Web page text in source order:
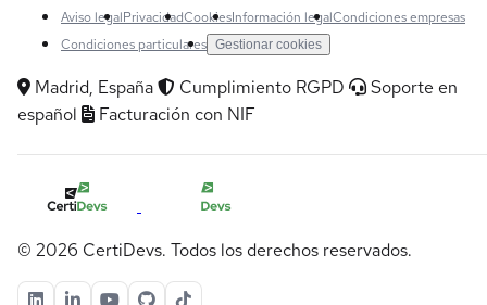
Aviso legalPrivacidadCookiesInformación legalCondiciones empresas
Condiciones particulares Gestionar cookies
Madrid, España Cumplimiento RGPD
Soporte en
español
Facturación con NIF
© 2026 CertiDevs. Todos los derechos reservados.